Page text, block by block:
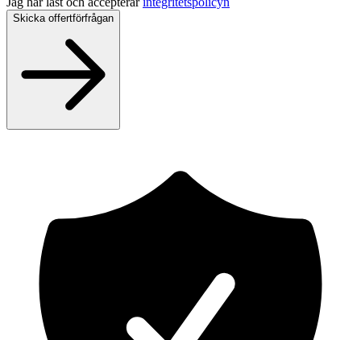
Skicka offertförfrågan